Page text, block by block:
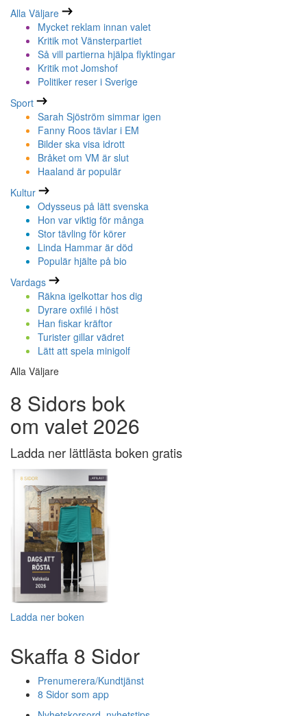
Alla Väljare
Mycket reklam innan valet
Kritik mot Vänsterpartiet
Så vill partierna hjälpa flyktingar
Kritik mot Jomshof
Politiker reser i Sverige
Sport
Sarah Sjöström simmar igen
Fanny Roos tävlar i EM
Bilder ska visa idrott
Bråket om VM är slut
Haaland är populär
Kultur
Odysseus på lätt svenska
Hon var viktig för många
Stor tävling för körer
Linda Hammar är död
Populär hjälte på bio
Vardags
Räkna igelkottar hos dig
Dyrare oxfilé i höst
Han fiskar kräftor
Turister gillar vädret
Lätt att spela minigolf
Alla Väljare
8 Sidors bok
om valet 2026
Ladda ner lättlästa boken gratis
Ladda ner boken
Skaffa 8 Sidor
Prenumerera/Kundtjänst
8 Sidor som app